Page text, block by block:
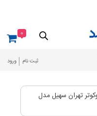
ثبت نام ورود
0
تهران سهیل مدل